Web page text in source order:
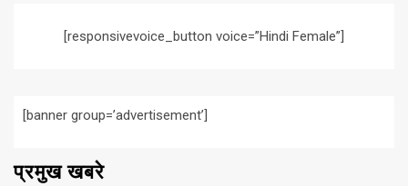
[responsivevoice_button voice=”Hindi Female”]
[banner group=’advertisement’]
प्रमुख खबरे